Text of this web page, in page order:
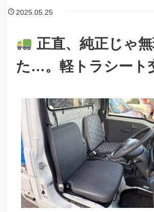
2025.05.25
正直、純正じゃ
た…。軽トラシート